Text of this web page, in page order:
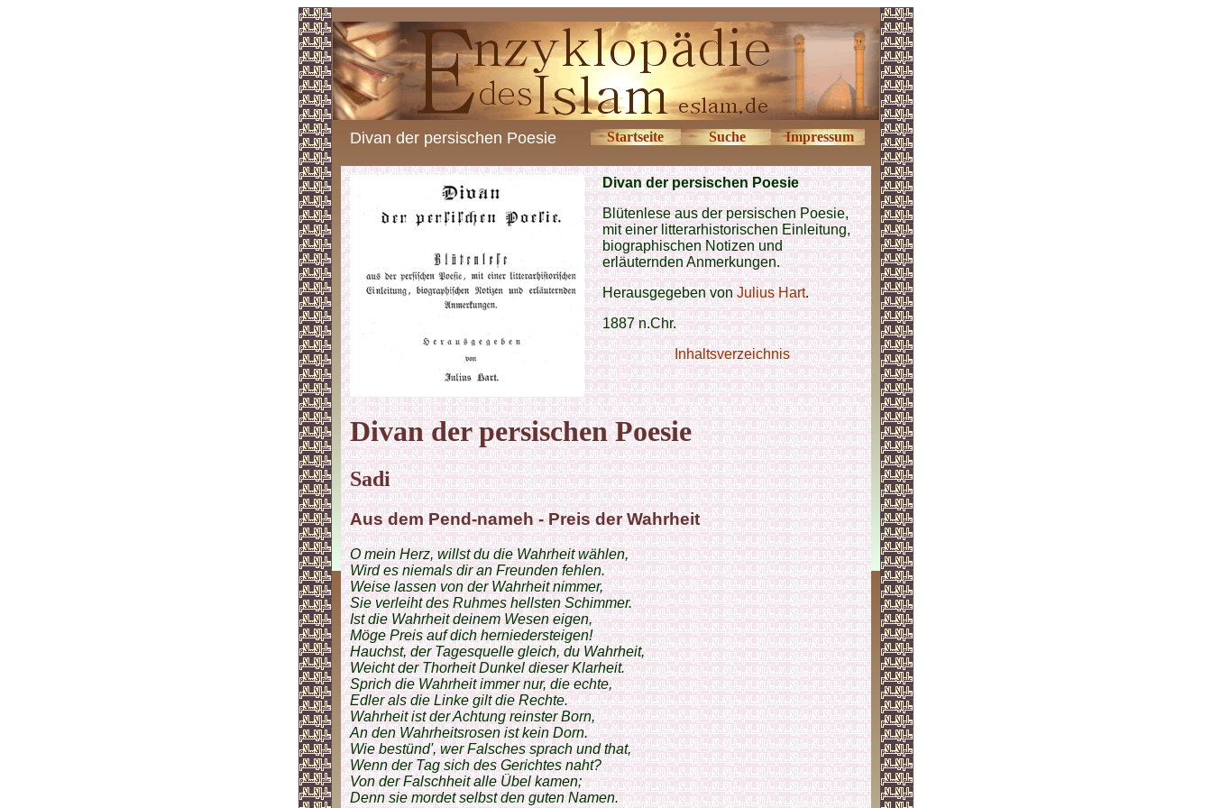
Divan der persischen Poesie Startseite Suche Impressum
Divan der persischen Poesie
Blütenlese aus der persischen Poesie,
mit einer litterarhistorischen Einleitung,
biographischen Notizen und
erläuternden Anmerkungen.
Herausgegeben vonJulius Hart.
1887 n.Chr.
Inhaltsverzeichnis
Divan der persischen Poesie
Sadi
Aus dem Pend-nameh - Preis der Wahrheit
O mein Herz, willst du die Wahrheit wählen,
Wird es niemals dir an Freunden fehlen.
Weise lassen von der Wahrheit nimmer,
Sie verleiht des Ruhmes hellsten Schimmer.
Ist die Wahrheit deinem Wesen eigen,
Möge Preis auf dich herniedersteigen!
Hauchst, der Tagesquelle gleich, du Wahrheit,
Weicht der Thorheit Dunkel dieser Klarheit.
Sprich die Wahrheit immer nur, die echte,
Edler als die Linke gilt die Rechte.
Wahrheit ist der Achtung reinster Born,
An den Wahrheitsrosen ist kein Dorn.
Wie bestünd', wer Falsches sprach und that,
Wenn der Tag sich des Gerichtes naht?
Von der Falschheit alle Übel kamen;
Denn sie mordet selbst den guten Namen.